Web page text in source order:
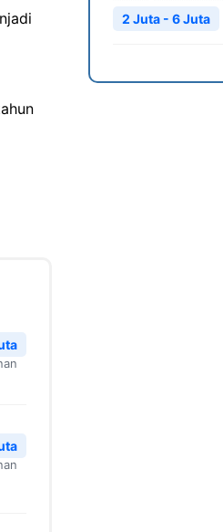
2 Juta - 6 Juta